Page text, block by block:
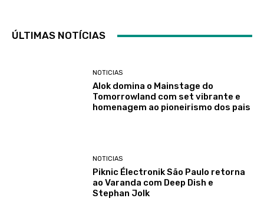
ÚLTIMAS NOTÍCIAS
NOTICIAS
Alok domina o Mainstage do
Tomorrowland com set vibrante e
homenagem ao pioneirismo dos pais
NOTICIAS
Piknic Électronik São Paulo retorna
ao Varanda com Deep Dish e
Stephan Jolk